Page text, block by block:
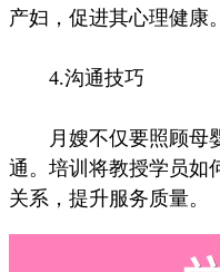
产妇，促进其心理健康。
4.沟通技巧
月嫂不仅要照顾母婴
通。培训将教授学员如
关系，提升服务质量。